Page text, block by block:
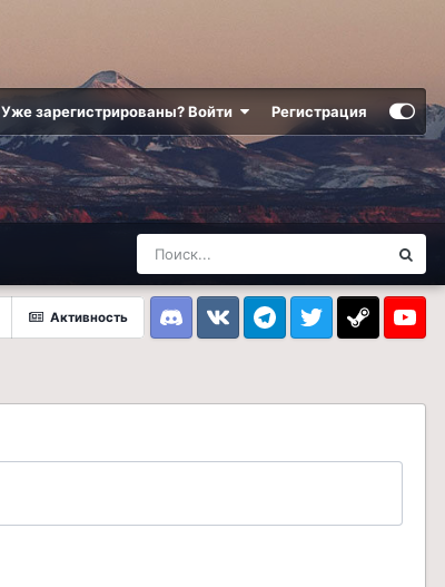
Уже зарегистрированы? Войти Регистрация
Активность
DiscordVK TelegramTwitter Steam